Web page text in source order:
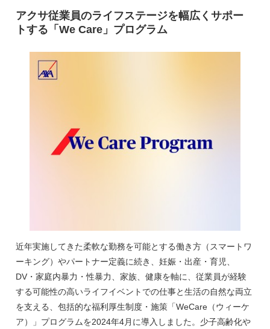
アクサ従業員のライフステージを幅広くサポー
トする「We Care」プログラム
近年実施してきた柔軟な勤務を可能とする働き方（スマートワ
ーキング）やパートナー定義に続き、妊娠・出産・育児、
DV・家庭内暴力・性暴力、家族、健康を軸に、従業員が経験
する可能性の高いライフイベントでの仕事と生活の自然な両立
を支える、包括的な福利厚生制度・施策「WeCare（ウィーケ
ア）」プログラムを2024年4月に導入しました。少子高齢化や